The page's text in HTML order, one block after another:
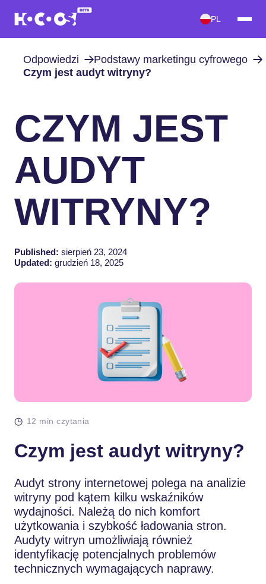
PL
Odpowiedzi
Podstawy marketingu cyfrowego
Czym jest audyt witryny?
CZYM JEST
AUDYT
WITRYNY?
Published: sierpień 23, 2024
Updated: grudzień 18, 2025
12 min czytania
Czym jest audyt witryny?
Audyt strony internetowej polega na analizie
witryny pod kątem kilku wskaźników
wydajności. Należą do nich komfort
użytkowania i szybkość ładowania stron.
Audyty witryn umożliwiają również
identyfikację potencjalnych problemów
technicznych wymagających naprawy.